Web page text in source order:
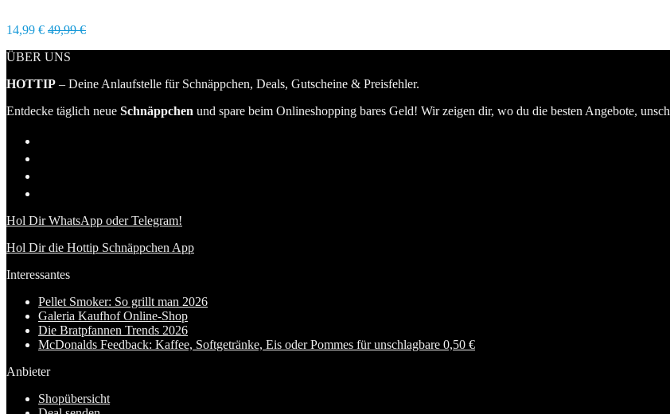
14,99 € 49,99 €
ÜBER UNS
HOTTIP – Deine Anlaufstelle für Schnäppchen, Deals, Gutscheine & Preisfehler.
Entdecke täglich neue Schnäppchen und spare beim Onlineshopping bares Geld! Wir zeigen dir, wo du die besten Angebote,
Hol Dir WhatsApp oder Telegram!
Hol Dir die Hottip Schnäppchen App
Interessantes
Pellet Smoker: So grillt man 2026
Galeria Kaufhof Online-Shop
Die Bratpfannen Trends 2026
McDonalds Feedback: Kaffee, Softgetränke, Eis oder Pommes für unschlagbare 0,50 €
Anbieter
Shopübersicht